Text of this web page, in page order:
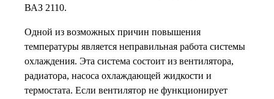
ВАЗ 2110.
Одной из возможных причин повышения
температуры является неправильная работа системы
охлаждения. Эта система состоит из вентилятора,
радиатора, насоса охлаждающей жидкости и
термостата. Если вентилятор не функционирует